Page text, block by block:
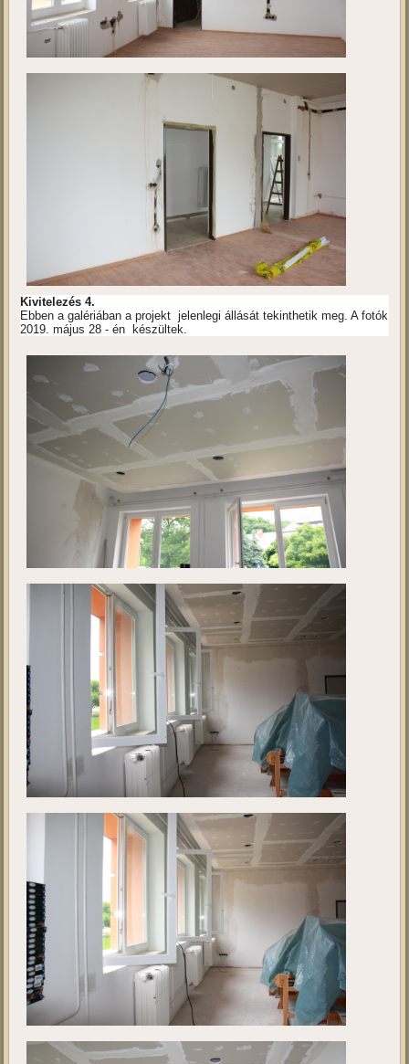
Ebben a galériában a projekt jelenlegi állását tekinthetik meg. A fotók
2019. május 28 - én készültek.